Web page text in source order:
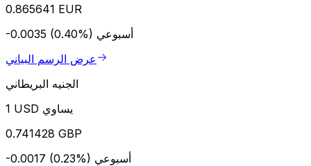
0.865641 EUR
-0.0035 (0.40%) أسبوعي
عرض الرسم البياني
الجنيه البريطاني
1 USD يساوي
0.741428 GBP
-0.0017 (0.23%) أسبوعي